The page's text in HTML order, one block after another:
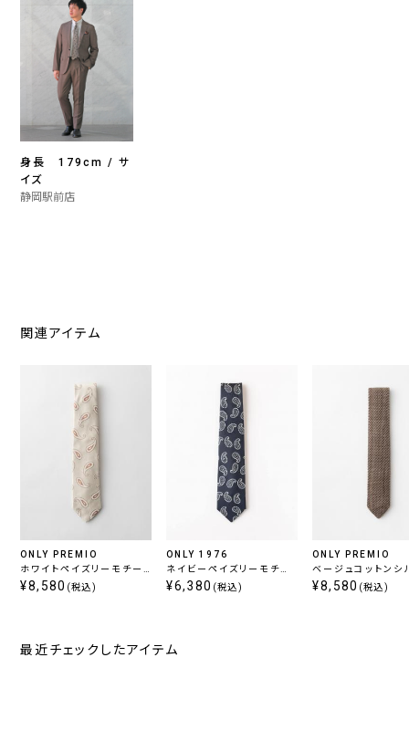
身長 179cm / サ
イズ
静岡駅前店
関連アイテム
ONLY PREMIO
ホワイトペイズリーモチー
フタイ
¥8,580 (税込)
ONLY 1976
ネイビーペイズリーモチー
フタイ
¥6,380 (税込)
ONLY PREMIO
ベージュコットンシ
トタイ
¥8,580 (税込)
最近チェックしたアイテム